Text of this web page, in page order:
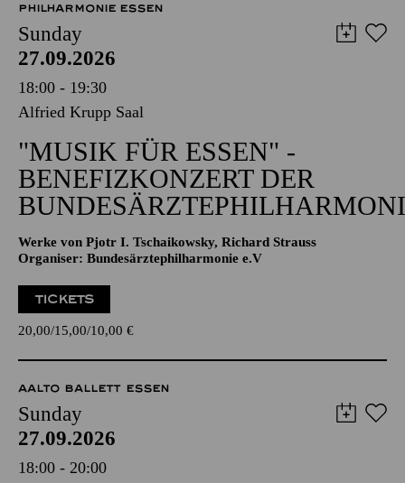
PHILHARMONIE ESSEN
Sunday
27.09.2026
18:00 - 19:30
Alfried Krupp Saal
"MUSIK FÜR ESSEN" -
BENEFIZKONZERT DER
Werke von Pjotr I. Tschaikowsky, Richard Strauss
Organiser: Bundesärztephilharmonie e.V
TICKETS
20,00 15,00 10,00 €
AALTO BALLETT ESSEN
Sunday
27.09.2026
18:00 - 20:00